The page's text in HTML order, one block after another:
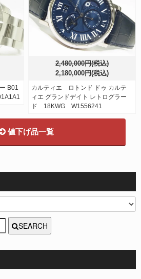
B01
2,480,000円(税込)
2,180,000円(税込)
カルティエ ロトンド ドゥ カルテ
ィエ グランドデイト レトログラー
ド 18KWG W1556241
値下げ品一覧
SEARCH